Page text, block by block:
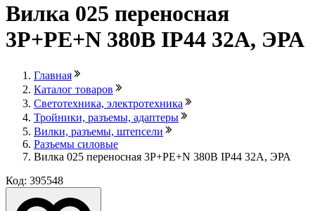
Вилка 025 переносная
3P+PE+N 380В IP44 32А, ЭРА
Главная
Каталог товаров
Светотехника, электротехника
Тройники, разъемы, адаптеры
Вилки, разъемы, штепсели
Разъемы силовые
Вилка 025 переносная 3P+PE+N 380В IP44 32А, ЭРА
Код: 395548